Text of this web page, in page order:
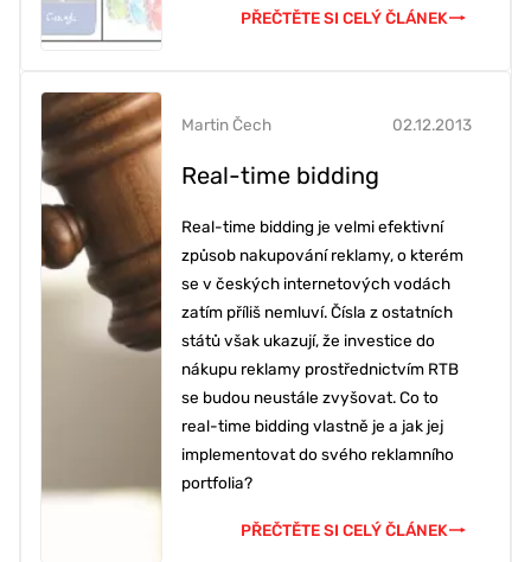
PŘEČTĚTE SI CELÝ ČLÁNEK
Real-time bidding
02.12.2013
Martin Čech
Real-time bidding je velmi efektivní
způsob nakupování reklamy, o kterém
se v českých internetových vodách
zatím příliš nemluví. Čísla z ostatních
států však ukazují, že investice do
nákupu reklamy prostřednictvím RTB
se budou neustále zvyšovat. Co to
real-time bidding vlastně je a jak jej
implementovat do svého reklamního
portfolia?
PŘEČTĚTE SI CELÝ ČLÁNEK